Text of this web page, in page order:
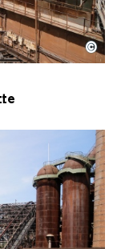
Hütte mit
Hütte | Karl
©